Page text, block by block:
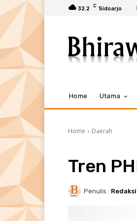
32.2 C Sidoarjo
Home Utama
Home Daerah
Tren
Penulis :